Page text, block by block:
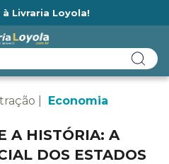
Livraria Loyola!
Economia
A HISTÓRIA: A
DOS ESTADOS